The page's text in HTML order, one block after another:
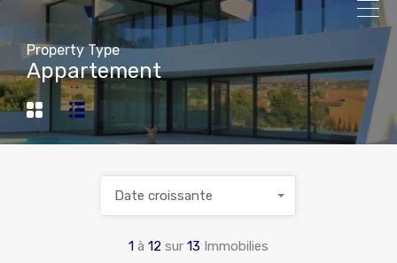
Property Type
Appartement
1 à 12 sur 13 Immobilies
Date croissante